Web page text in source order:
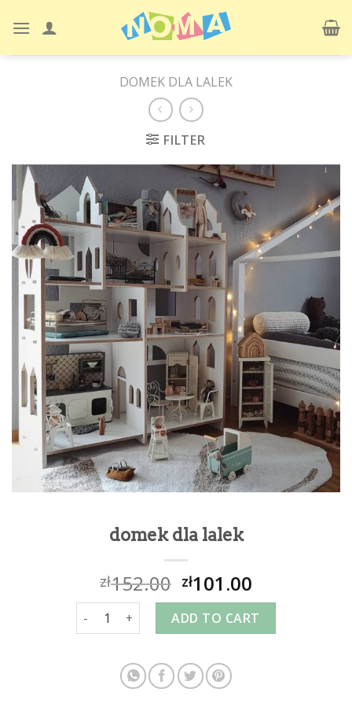
DOMEK DLA LALEK
FILTER
domek dla lalek
zł152.00 zł101.00
domek dla lalek quantityADD TO CART